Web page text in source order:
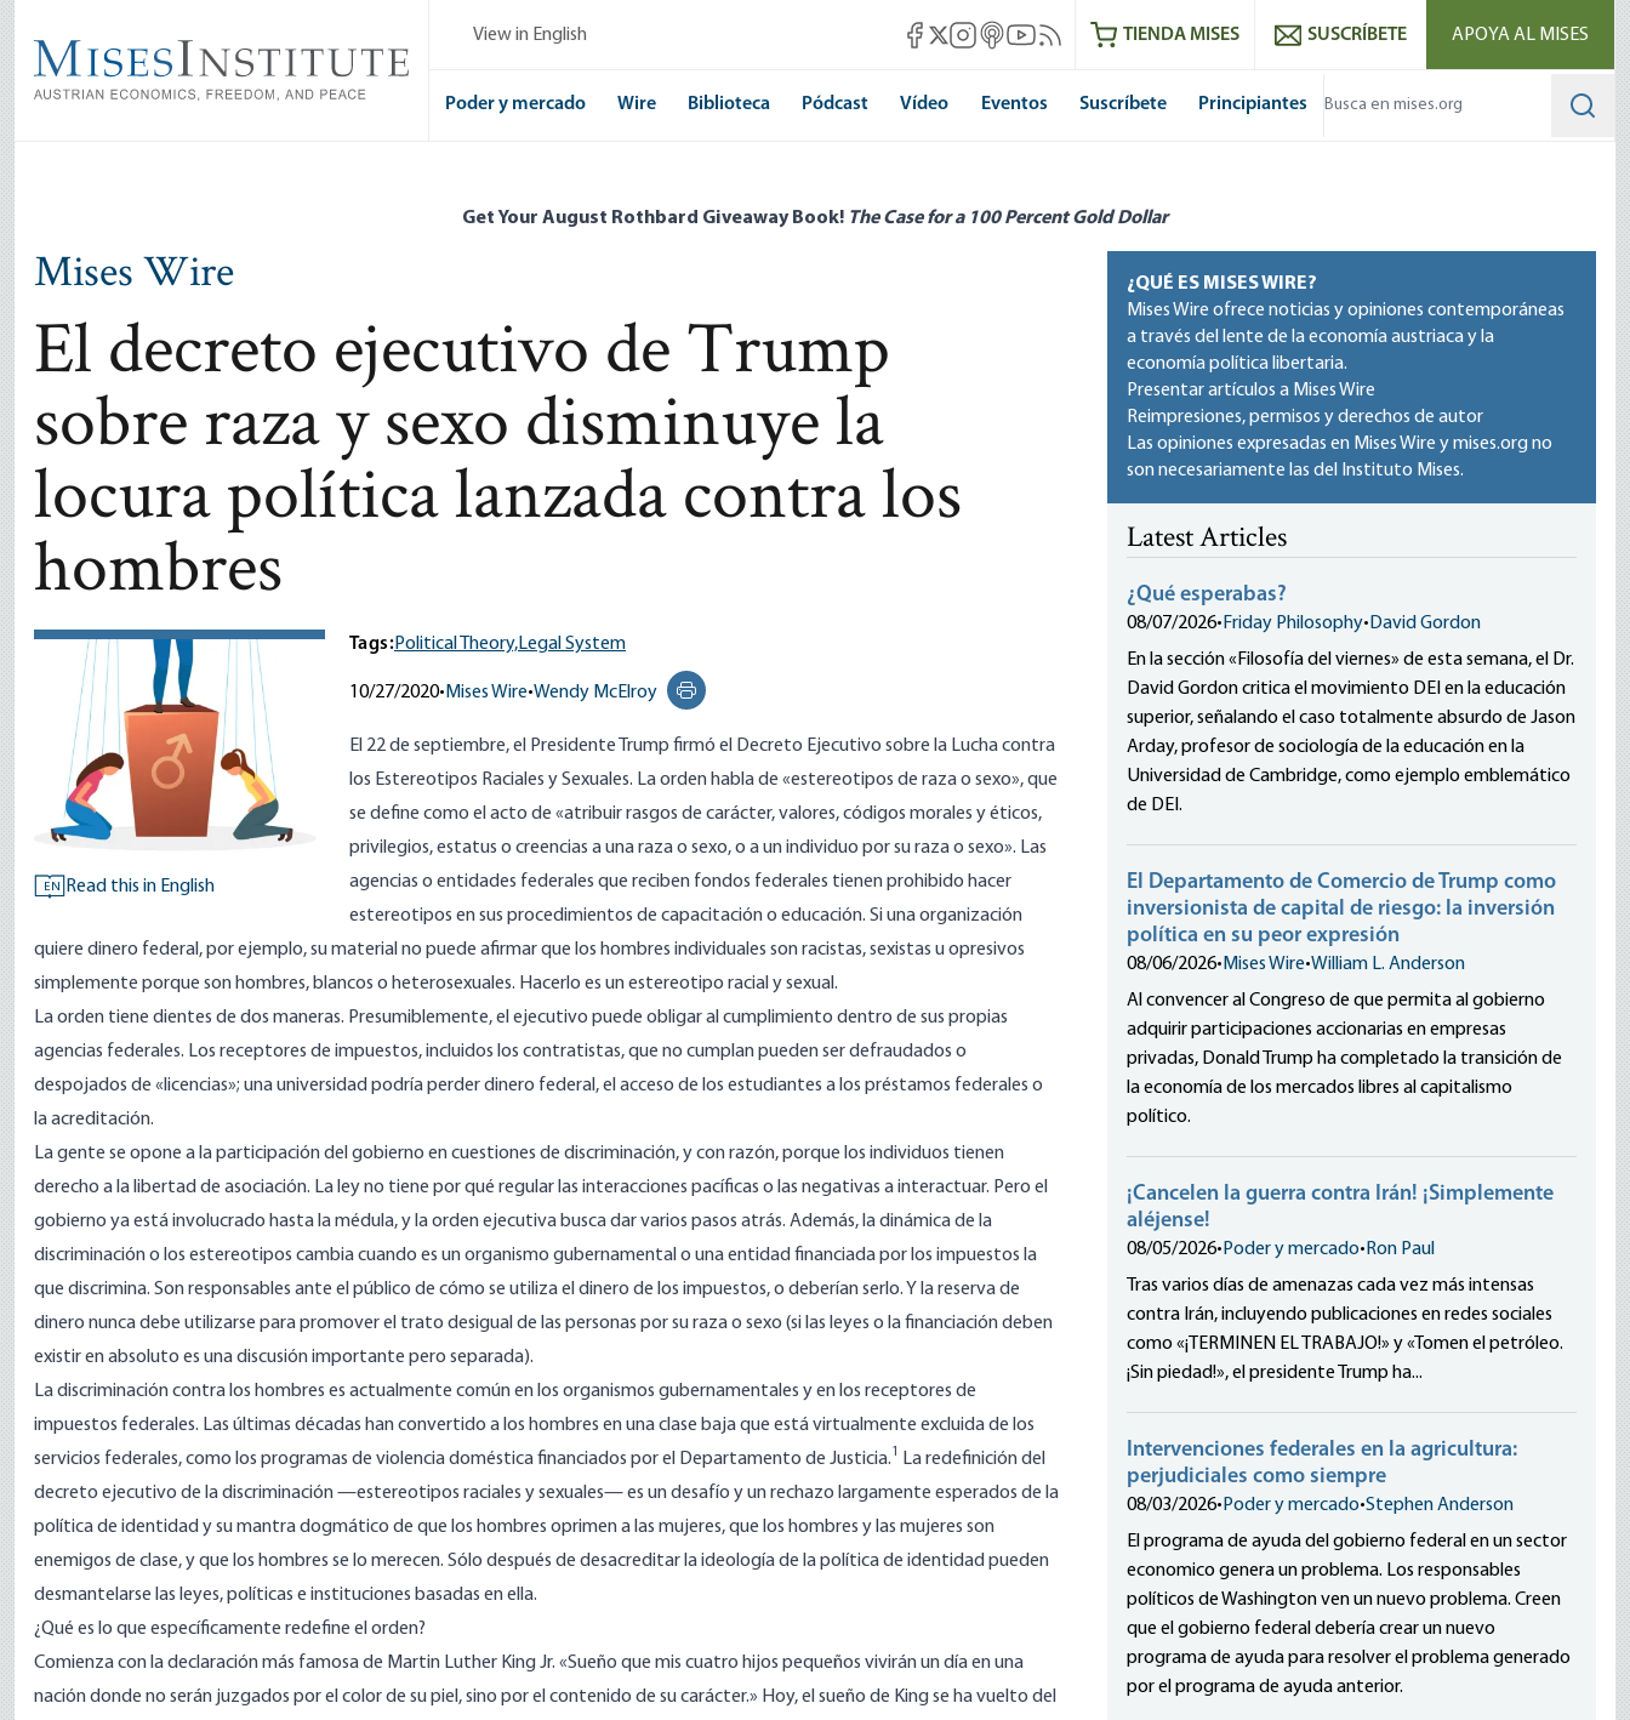
main
content
View in English Mises Facebook
Mises X
Mises Instagram
Mises itunes
Mises Youtube
Mises RSS feedTIENDA MISES SUSCRÍBETE APOYA AL MISES
Poder y mercado Wire Biblioteca Pódcast Vídeo Eventos Suscríbete Principiantes
Get Your August Rothbard Giveaway Book! The Case for a 100 Percent Gold Dollar
Mises Wire
El decreto ejecutivo de Trump
sobre raza y sexo disminuye la
locura política lanzada contra los
hombres
EN Read this in English
Tags:Political Theory,Legal System
10/27/2020• Mises Wire•Wendy McElroy
Print this page
El 22 de septiembre, el Presidente Trump firmó el Decreto Ejecutivo sobre la Lucha contra
los Estereotipos Raciales y Sexuales. La orden habla de «estereotipos de raza o sexo», que
se define como el acto de «atribuir rasgos de carácter, valores, códigos morales y éticos,
privilegios, estatus o creencias a una raza o sexo, o a un individuo por su raza o sexo». Las
agencias o entidades federales que reciben fondos federales tienen prohibido hacer
estereotipos en sus procedimientos de capacitación o educación. Si una organización
quiere dinero federal, por ejemplo, su material no puede afirmar que los hombres individuales son racistas, sexistas u opresivos
simplemente porque son hombres, blancos o heterosexuales. Hacerlo es un estereotipo racial y sexual.
La orden tiene dientes de dos maneras. Presumiblemente, el ejecutivo puede obligar al cumplimiento dentro de sus propias
agencias federales. Los receptores de impuestos, incluidos los contratistas, que no cumplan pueden ser defraudados o
despojados de «licencias»; una universidad podría perder dinero federal, el acceso de los estudiantes a los préstamos federales o
la acreditación.
La gente se opone a la participación del gobierno en cuestiones de discriminación, y con razón, porque los individuos tienen
derecho a la libertad de asociación. La ley no tiene por qué regular las interacciones pacíficas o las negativas a interactuar. Pero el
gobierno ya está involucrado hasta la médula, y la orden ejecutiva busca dar varios pasos atrás. Además, la dinámica de la
discriminación o los estereotipos cambia cuando es un organismo gubernamental o una entidad financiada por los impuestos la
que discrimina. Son responsables ante el público de cómo se utiliza el dinero de los impuestos, o deberían serlo. Y la reserva de
dinero nunca debe utilizarse para promover el trato desigual de las personas por su raza o sexo (si las leyes o la financiación deben
existir en absoluto es una discusión importante pero separada).
La discriminación contra los hombres es actualmente común en los organismos gubernamentales y en los receptores de
impuestos federales. Las últimas décadas han convertido a los hombres en una clase baja que está virtualmente excluida de los
servicios federales, como los programas de violencia doméstica financiados por el Departamento de Justicia.1
La redefinición del
decreto ejecutivo de la discriminación —estereotipos raciales y sexuales— es un desafío y un rechazo largamente esperados de la
política de identidad y su mantra dogmático de que los hombres oprimen a las mujeres, que los hombres y las mujeres son
enemigos de clase, y que los hombres se lo merecen. Sólo después de desacreditar la ideología de la política de identidad pueden
desmantelarse las leyes, políticas e instituciones basadas en ella.
¿Qué es lo que específicamente redefine el orden?
Comienza con la declaración más famosa de Martin Luther King Jr. «Sueño que mis cuatro hijos pequeños vivirán un día en una
nación donde no serán juzgados por el color de su piel, sino por el contenido de su carácter.» Hoy, el sueño de King se ha vuelto del
¿QUÉ ES MISES WIRE?
Mises Wire ofrece noticias y opiniones contemporáneas
a través del lente de la economía austriaca y la
economía política libertaria.
Presentar artículos a Mises Wire
Reimpresiones, permisos y derechos de autor
Las opiniones expresadas en Mises Wire y mises.org no
son necesariamente las del Instituto Mises.
Latest Articles
¿Qué esperabas?
08/07/2026• Friday Philosophy• David Gordon
En la sección «Filosofía del viernes» de esta semana, el Dr.
David Gordon critica el movimiento DEI en la educación
superior, señalando el caso totalmente absurdo de Jason
Arday, profesor de sociología de la educación en la
Universidad de Cambridge, como ejemplo emblemático
de DEI.
El Departamento de Comercio de Trump como
inversionista de capital de riesgo: la inversión
política en su peor expresión
08/06/2026• Mises Wire•William L. Anderson
Al convencer al Congreso de que permita al gobierno
adquirir participaciones accionarias en empresas
privadas, Donald Trump ha completado la transición de
la economía de los mercados libres al capitalismo
político.
¡Cancelen la guerra contra Irán! ¡Simplemente
aléjense!
08/05/2026• Poder y mercado• Ron Paul
Tras varios días de amenazas cada vez más intensas
contra Irán, incluyendo publicaciones en redes sociales
como «¡TERMINEN EL TRABAJO!» y «Tomen el petróleo.
¡Sin piedad!», el presidente Trump ha...
Intervenciones federales en la agricultura:
perjudiciales como siempre
08/03/2026• Poder y mercado•Stephen Anderson
El programa de ayuda del gobierno federal en un sector
economico genera un problema. Los responsables
políticos de Washington ven un nuevo problema. Creen
que el gobierno federal debería crear un nuevo
programa de ayuda para resolver el problema generado
por el programa de ayuda anterior.